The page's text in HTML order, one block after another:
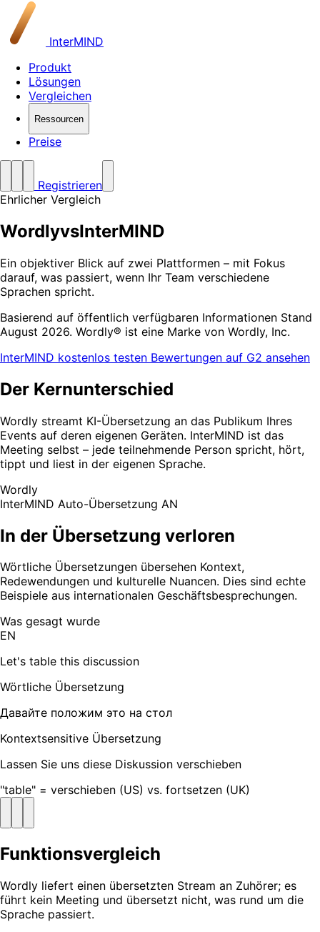
InterMIND
Produkt
Lösungen
Vergleichen
Ressourcen
Preise
Registrieren
Ehrlicher Vergleich
WordlyvsInterMIND
Ein objektiver Blick auf zwei Plattformen – mit Fokus
darauf, was passiert, wenn Ihr Team verschiedene
Sprachen spricht.
Basierend auf öffentlich verfügbaren Informationen Stand
August 2026. Wordly® ist eine Marke von Wordly, Inc.
InterMIND kostenlos testen Bewertungen auf G2 ansehen
Der Kernunterschied
Wordly streamt KI-Übersetzung an das Publikum Ihres
Events auf deren eigenen Geräten. InterMIND ist das
Meeting selbst – jede teilnehmende Person spricht, hört,
tippt und liest in der eigenen Sprache.
Wordly
InterMIND Auto-Übersetzung AN
In der Übersetzung verloren
Wörtliche Übersetzungen übersehen Kontext,
Redewendungen und kulturelle Nuancen. Dies sind echte
Beispiele aus internationalen Geschäftsbesprechungen.
Was gesagt wurde
EN
Let's table this discussion
Wörtliche Übersetzung
Давайте положим это на стол
Kontextsensitive Übersetzung
Lassen Sie uns diese Diskussion verschieben
"table" = verschieben (US) vs. fortsetzen (UK)
Funktionsvergleich
Wordly liefert einen übersetzten Stream an Zuhörer; es
führt kein Meeting und übersetzt nicht, was rund um die
Sprache passiert.